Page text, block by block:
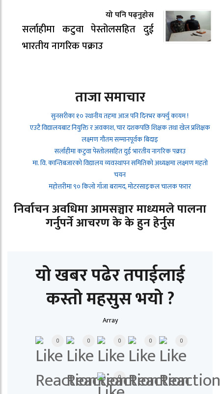
यो पनि पढ्नुहोस
सर्लाहीमा कटुवा पेस्तोलसहित दुई
भारतीय नागरिक पक्राउ
ताजा समाचार
सुनसरीका १० स्थानीय तहमा आज पनि दिनभर कर्फ्यु कायम !
एउटै विद्यालयबाट नियुक्ति र अवकाश, चार दशकपछि शिक्षक तथा खेल प्रशिक्षक
लक्ष्मण गौतम सम्मानपूर्वक बिदाइ
सर्लाहीमा कटुवा पेस्तोलसहित दुई भारतीय नागरिक पक्राउ
मा. वि. कान्तिबजारको विद्यालय व्यवस्थापन समितिको अध्यक्षमा लक्ष्मण महतो
चयन
महोत्तरीमा ९० किलो गाँजा बरामद, मोटरसाइकल चालक फरार
निर्वाचन अवधिमा आमसञ्चार माध्यमले पालना
गर्नुपर्ने आचरण के के हुन हेर्नुस
यो खबर पढेर तपाईलाई
कस्तो महसुस भयो ?
Array
0 0 0 0 0
0